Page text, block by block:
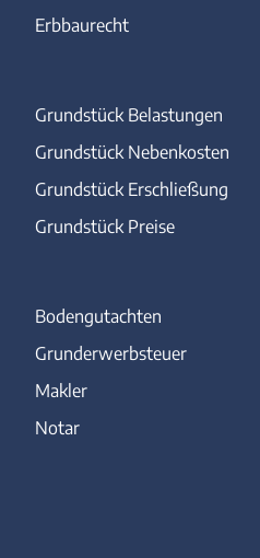
Erbbaurecht
Grundstück Belastungen
Grundstück Nebenkosten
Grundstück Erschließung
Grundstück Preise
Bodengutachten
Grunderwerbsteuer
Makler
Notar